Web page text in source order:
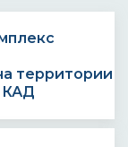
территории
КАД